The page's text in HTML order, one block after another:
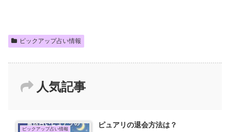
ピックアップ占い情報
人気記事
ピックアップ占い情報 ピュアリの退会方法は？